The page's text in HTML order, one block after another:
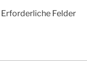
Erforderliche Felder